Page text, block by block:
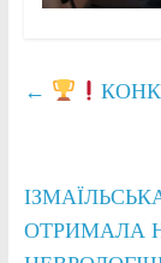
←
ОТРИМАЛА